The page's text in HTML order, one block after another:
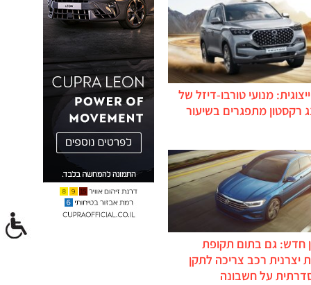
מנועי טורבו-דיזל של
רקסטון מתפגרים בשיעור
חדש: גם בתום תקופת
יצרנית רכב צריכה לתקן
על חשבונה